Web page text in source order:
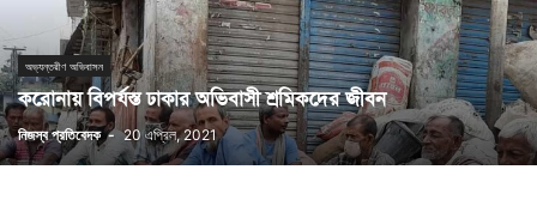
অভ্যন্তরীণ অভিবাসন
করোনায় বিপর্যস্ত ঢাকার অভিবাসী শ্রমিকদের জীবন
নিজস্ব প্রতিবেদক - 20 এপ্রিল, 2021